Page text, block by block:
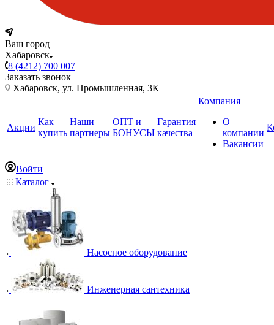
Ваш город
Хабаровск
8 (4212) 700 007
Заказать звонок
Хабаровск, ул. Промышленная, 3К
Акции
Как
купить
Наши
партнеры
ОПТ и
БОНУСЫ
Гарантия
качества
Компания
О
компании
Вакансии
Войти
Каталог
Насосное оборудование
Инженерная сантехника